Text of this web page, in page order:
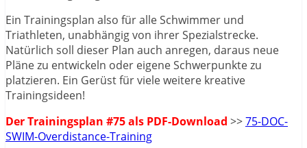
Ein Trainingsplan also für alle Schwimmer und
Triathleten, unabhängig von ihrer Spezialstrecke.
Natürlich soll dieser Plan auch anregen, daraus neue
Pläne zu entwickeln oder eigene Schwerpunkte zu
platzieren. Ein Gerüst für viele weitere kreative
Trainingsideen!
Der Trainingsplan #75 als PDF-Download >>75-DOC-
SWIM-Overdistance-Training